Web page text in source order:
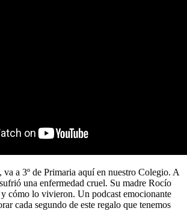
va a 3º de Primaria aquí en nuestro Colegio. A
una enfermedad cruel. Su madre Rocío
y cómo lo vivieron. Un podcast emocionante
cada segundo de este regalo que tenemos